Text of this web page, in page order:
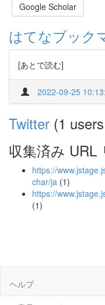
Google Scholar
はてなブック
[あとで読む]
2022-09-25
Twitter (1
収集済み URL
https://
char/ja (1)
https://
(1)
ヘルプ